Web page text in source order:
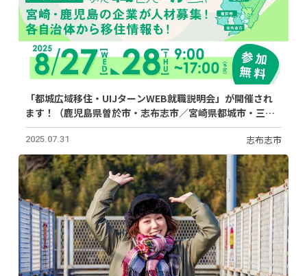
「都城広域移住・UIJターンWEB就職説明会」が開催され
ます！（鹿児島県曽於市・志布志市／宮崎県都城市・三股
町）
2025.07.31 志布志市